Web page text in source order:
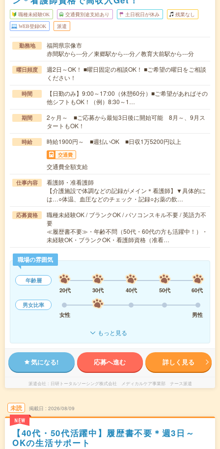
職種未経験OK 交通費別途支給あり 土日祝日が休み 残業なし
WEB登録OK 派遣
勤務地
福岡県宗像市
赤間駅から---分／東郷駅から---分／教育大前駅から---分
曜日頻度
週2日～OK！ ■曜日固定の相談OK！ ■ご希望の曜日をご相談
ください！
時間
【日勤のみ】9:00～17:00（休憩60分）■ご希望があればその
他シフトもOK！（例）8:30～1…
期間
2ヶ月～ ■ご応募から最短3日後に開始可能 8月～、9月ス
タートもOK！
時給 時給1900円～ ■週払いOK ■日収1万5200円以上
交通費
交通費全額支給
仕事内容
看護師・准看護師
【介護施設で体調などの記録がメイン＊看護師】▼具体的に
は…○体温、血圧などのチェック・記録○お薬の飲…
応募資格
職種未経験OK / ブランクOK / パソコンスキル不要 / 英語力不
要
≪履歴書不要≫・年齢不問（50代・60代の方も活躍中！）・
未経験OK・ブランクOK・看護師資格（准看…
職場の雰囲気
年齢層
20代
30代 40代 50代
60代
男女比率
女性
男性
もっと見る
気になる! 応募へ進む 詳しく見る
派遣会社 日研トータルソーシング株式会社 メディカルケア事業部 ナース派遣
未読
NEW
掲載日 2026/08/09
【40代・50代活躍中】履歴書不要＊週3日～
OKの生活サポート